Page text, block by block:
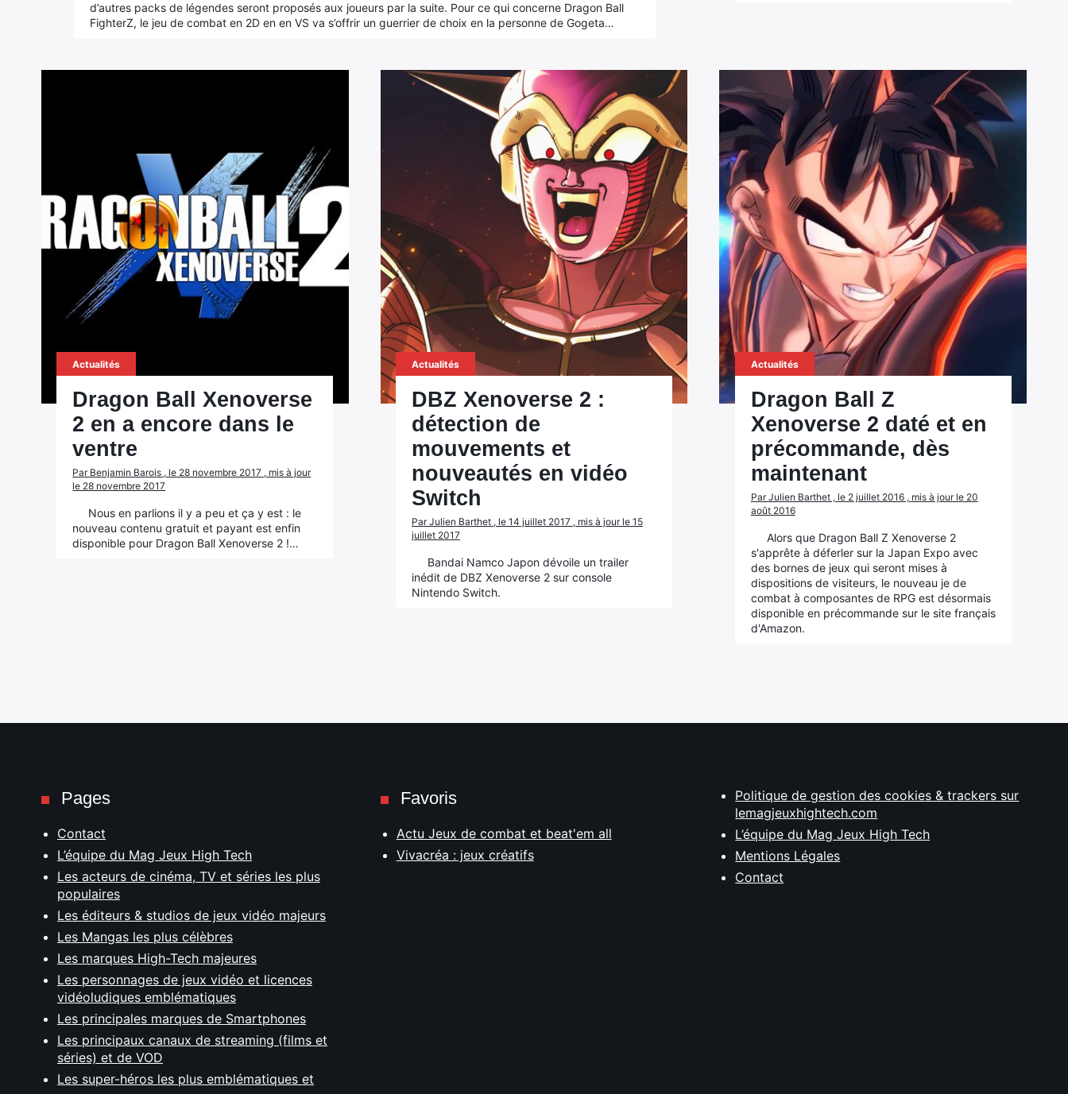
d’autres packs de légendes seront proposés aux joueurs par la suite. Pour ce qui concerne Dragon Ball
FighterZ, le jeu de combat en 2D en en VS va s’offrir un guerrier de choix en la personne de Gogeta…
Actualités
Dragon Ball Xenoverse
2 en a encore dans le
ventre
Par Benjamin Barois , le 28 novembre 2017 , mis à jour
le 28 novembre 2017
Nous en parlions il y a peu et ça y est : le
nouveau contenu gratuit et payant est enfin
disponible pour Dragon Ball Xenoverse 2 !…
Actualités
DBZ Xenoverse 2 :
détection de
mouvements et
nouveautés en vidéo
Switch
Par Julien Barthet , le 14 juillet 2017 , mis à jour le 15
juillet 2017
Bandai Namco Japon dévoile un trailer
inédit de DBZ Xenoverse 2 sur console
Nintendo Switch.
Actualités
Dragon Ball Z
Xenoverse 2 daté et en
précommande, dès
maintenant
Par Julien Barthet , le 2 juillet 2016 , mis à jour le 20
août 2016
Alors que Dragon Ball Z Xenoverse 2
s'apprête à déferler sur la Japan Expo avec
des bornes de jeux qui seront mises à
dispositions de visiteurs, le nouveau je de
combat à composantes de RPG est désormais
disponible en précommande sur le site français
d'Amazon.
Pages
Contact
L’équipe du Mag Jeux High Tech
Les acteurs de cinéma, TV et séries les plus
populaires
Les éditeurs & studios de jeux vidéo majeurs
Les Mangas les plus célèbres
Les marques High-Tech majeures
Les personnages de jeux vidéo et licences
vidéoludiques emblématiques
Les principales marques de Smartphones
Les principaux canaux de streaming (films et
séries) et de VOD
Les super-héros les plus emblématiques et
Favoris
Actu Jeux de combat et beat'em all
Vivacréa : jeux créatifs
Politique de gestion des cookies & trackers sur
lemagjeuxhightech.com
L’équipe du Mag Jeux High Tech
Mentions Légales
Contact